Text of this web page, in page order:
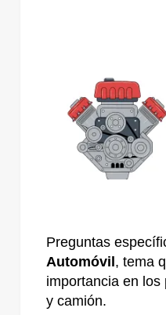
Preguntas
Automóvil, tema
importancia en
y camión.